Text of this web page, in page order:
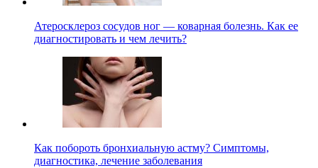
Атеросклероз сосудов ног — коварная болезнь. Как ее
диагностировать и чем лечить?
Как побороть бронхиальную астму? Симптомы,
диагностика, лечение заболевания